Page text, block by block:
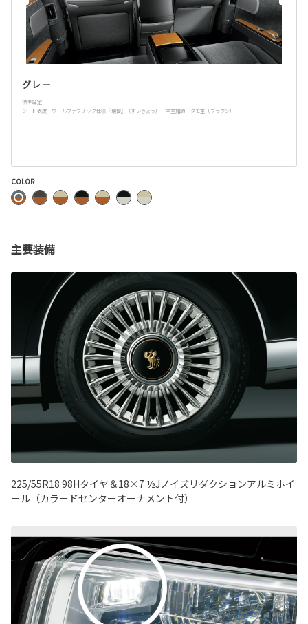
グレー
標準設定
シート表皮：ウールファブリック仕様『瑞響』（ずいきょう） 本杢加飾：タモ杢（ブラウン）
COLOR
主要装備
225/55R18 98Hタイヤ＆18×7 ½Jノイズリダクションアルミホイ
ール（カラードセンターオーナメント付）